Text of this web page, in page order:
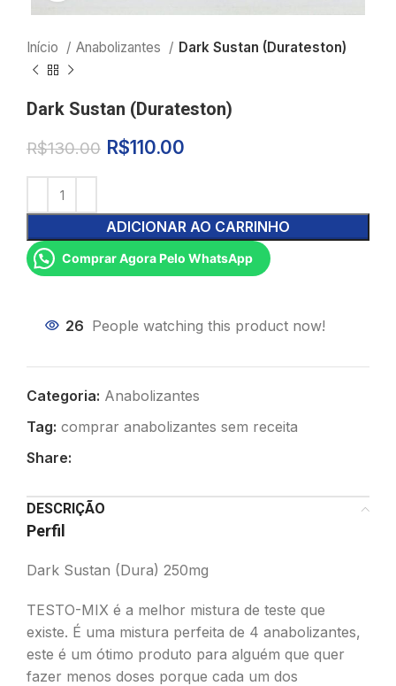
Início Anabolizantes Dark Sustan (Durateston)
Dark Sustan (Durateston)
R$130.00 R$110.00
ADICIONAR AO CARRINHO
Comprar Agora Pelo WhatsApp
26 People watching this product now!
Categoria: Anabolizantes
Tag: comprar anabolizantes sem receita
Share:
DESCRIÇÃO
Perfil
Dark Sustan (Dura) 250mg
TESTO-MIX é a melhor mistura de teste que
existe. É uma mistura perfeita de 4 anabolizantes,
este é um ótimo produto para alguém que quer
fazer menos doses porque cada um dos